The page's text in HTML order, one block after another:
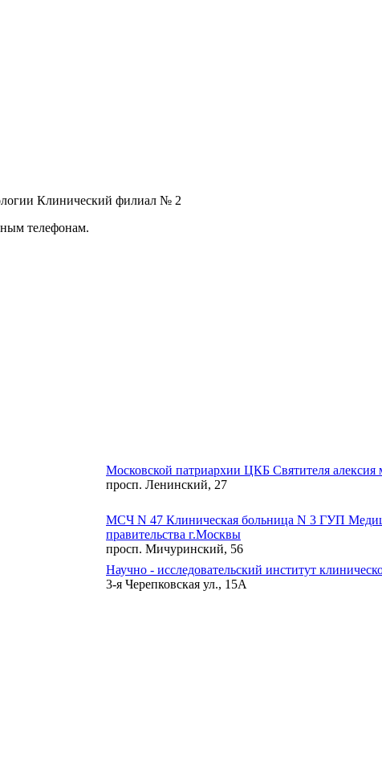
Клинический филиал № 2
телефонам.
Московской патриархии ЦКБ Святителя алексия
просп. Ленинский, 27
МСЧ N 47 Клиническая больница N 3 ГУП
правительства г.Москвы
просп. Мичуринский, 56
Научно - исследовательский институт
3-я Черепковская ул., 15А